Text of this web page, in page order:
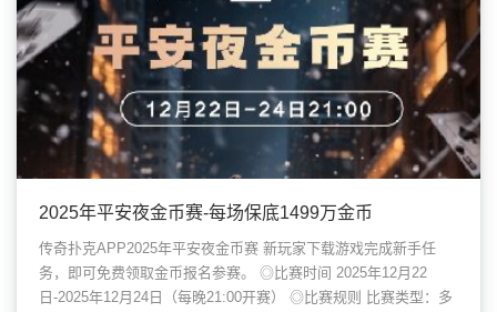
2025年平安夜金币赛-每场保底1499万金币
传奇扑克APP2025年平安夜金币赛 新玩家下载游戏完成新手任
务，即可免费领取金币报名参赛。 ◎比赛时间 2025年12月22
日-2025年12月24日（每晚21:00开赛） ◎比赛规则 比赛类型：多